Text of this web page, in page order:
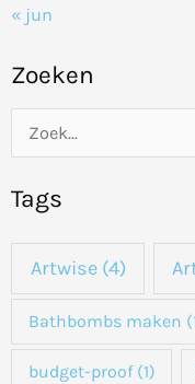
« jun
Zoeken
e
k
a
Tags
Artwise(4)
Bathbombs maken
budget-proof(1)